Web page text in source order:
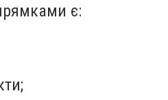
є: